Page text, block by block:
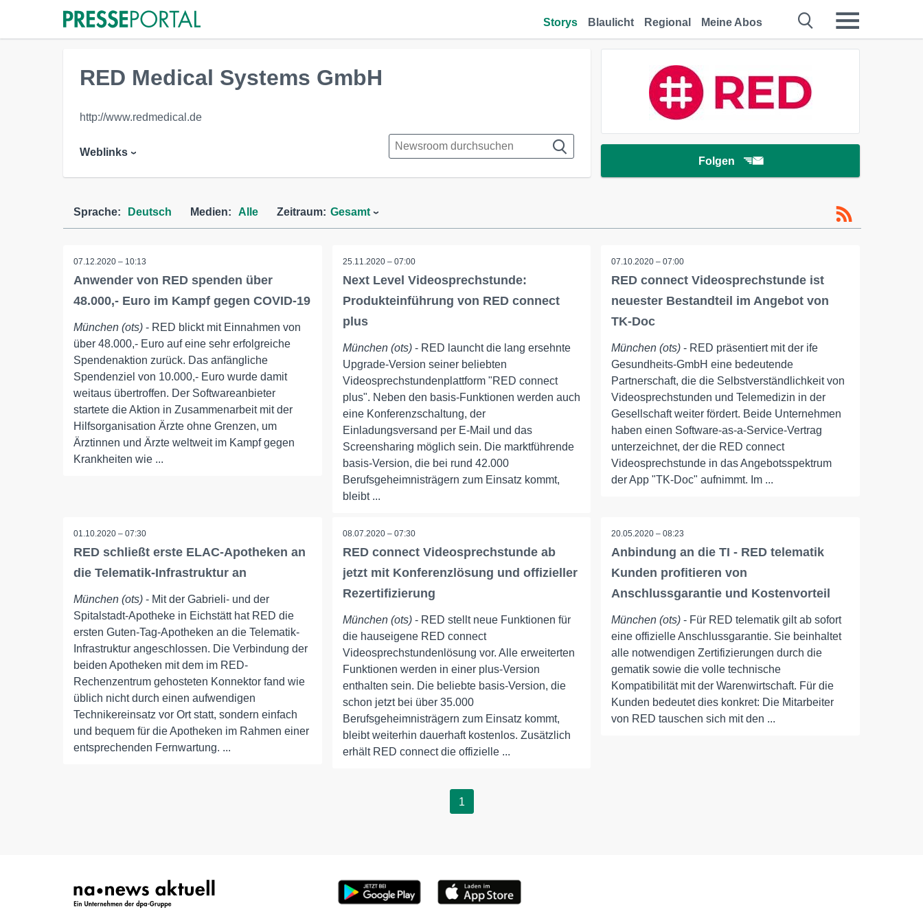
Storys Blaulicht Regional Meine Abos
Folgen
RED Medical Systems GmbH
http://www.redmedical.de
Weblinks
Sprache: Deutsch Medien: Alle Zeitraum: Gesamt
07.12.2020 – 10:13
Anwender von RED spenden über
48.000,- Euro im Kampf gegen COVID-19
München (ots) - RED blickt mit Einnahmen von
über 48.000,- Euro auf eine sehr erfolgreiche
Spendenaktion zurück. Das anfängliche
Spendenziel von 10.000,- Euro wurde damit
weitaus übertroffen. Der Softwareanbieter
startete die Aktion in Zusammenarbeit mit der
Hilfsorganisation Ärzte ohne Grenzen, um
Ärztinnen und Ärzte weltweit im Kampf gegen
Krankheiten wie ...
25.11.2020 – 07:00
Next Level Videosprechstunde:
Produkteinführung von RED connect
plus
München (ots)- RED launcht die lang ersehnte
Upgrade-Version seiner beliebten
Videosprechstundenplattform "RED connect
plus". Neben den basis-Funktionen werden auch
eine Konferenzschaltung, der
Einladungsversand per E-Mail und das
Screensharing möglich sein. Die marktführende
basis-Version, die bei rund 42.000
Berufsgeheimnisträgern zum Einsatz kommt,
bleibt ...
07.10.2020 – 07:00
RED connect Videosprechstunde ist
neuester Bestandteil im Angebot von
TK-Doc
München (ots) - RED präsentiert mit der ife
Gesundheits-GmbH eine bedeutende
Partnerschaft, die die Selbstverständlichkeit von
Videosprechstunden und Telemedizin in der
Gesellschaft weiter fördert. Beide Unternehmen
haben einen Software-as-a-Service-Vertrag
unterzeichnet, der die RED connect
Videosprechstunde in das Angebotsspektrum
der App "TK-Doc" aufnimmt. Im ...
01.10.2020 – 07:30
RED schließt erste ELAC-Apotheken an
die Telematik-Infrastruktur an
München (ots) - Mit der Gabrieli- und der
Spitalstadt-Apotheke in Eichstätt hat RED die
ersten Guten-Tag-Apotheken an die Telematik-
Infrastruktur angeschlossen. Die Verbindung der
beiden Apotheken mit dem im RED-
Rechenzentrum gehosteten Konnektor fand wie
üblich nicht durch einen aufwendigen
Technikereinsatz vor Ort statt, sondern einfach
und bequem für die Apotheken im Rahmen einer
entsprechenden Fernwartung. ...
08.07.2020 – 07:30
RED connect Videosprechstunde ab
jetzt mit Konferenzlösung und offizieller
Rezertifizierung
München (ots)- RED stellt neue Funktionen für
die hauseigene RED connect
Videosprechstundenlösung vor. Alle erweiterten
Funktionen werden in einer plus-Version
enthalten sein. Die beliebte basis-Version, die
schon jetzt bei über 35.000
Berufsgeheimnisträgern zum Einsatz kommt,
bleibt weiterhin dauerhaft kostenlos. Zusätzlich
erhält RED connect die offizielle ...
20.05.2020 – 08:23
Anbindung an die TI - RED telematik
Kunden profitieren von
Anschlussgarantie und Kostenvorteil
München (ots) - Für RED telematik gilt ab sofort
eine offizielle Anschlussgarantie. Sie beinhaltet
alle notwendigen Zertifizierungen durch die
gematik sowie die volle technische
Kompatibilität mit der Warenwirtschaft. Für die
Kunden bedeutet dies konkret: Die Mitarbeiter
von RED tauschen sich mit den ...
1